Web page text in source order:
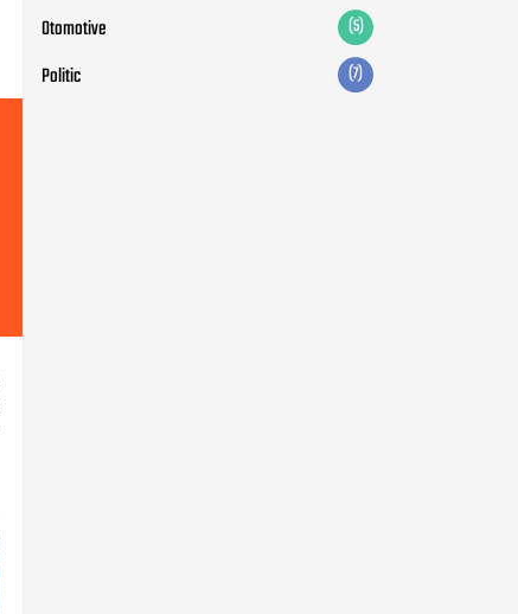
Otomotive (5)
Politic (7)